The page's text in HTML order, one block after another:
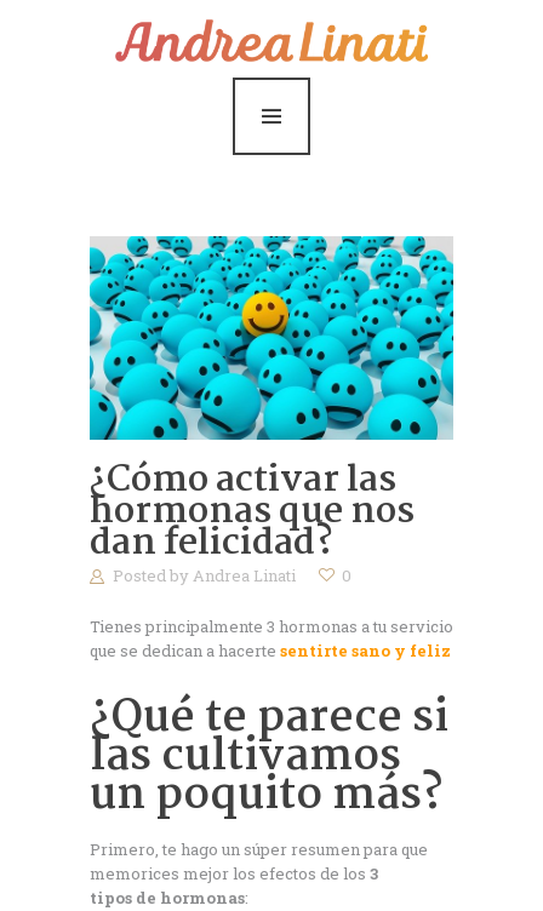
¿Cómo funciona?
Servicios
Coaching Gratis
Contáctame
Blog
¿Cómo activar las
hormonas que nos
dan felicidad?
Posted byAndrea Linati 0
Tienes principalmente 3 hormonas a tu servicio
que se dedican a hacerte sentirte sano y feliz
¿Qué te parece si
las cultivamos
un poquito más?
Primero, te hago un súper resumen para que
memorices mejor los efectos de los 3
tipos de hormonas: